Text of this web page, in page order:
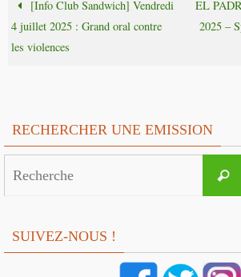
[Info Club Sandwich] Vendredi
4 juillet 2025 : Grand oral contre
les violences
EL
2025 –
RECHERCHER UNE EMISSION
SUIVEZ-NOUS !